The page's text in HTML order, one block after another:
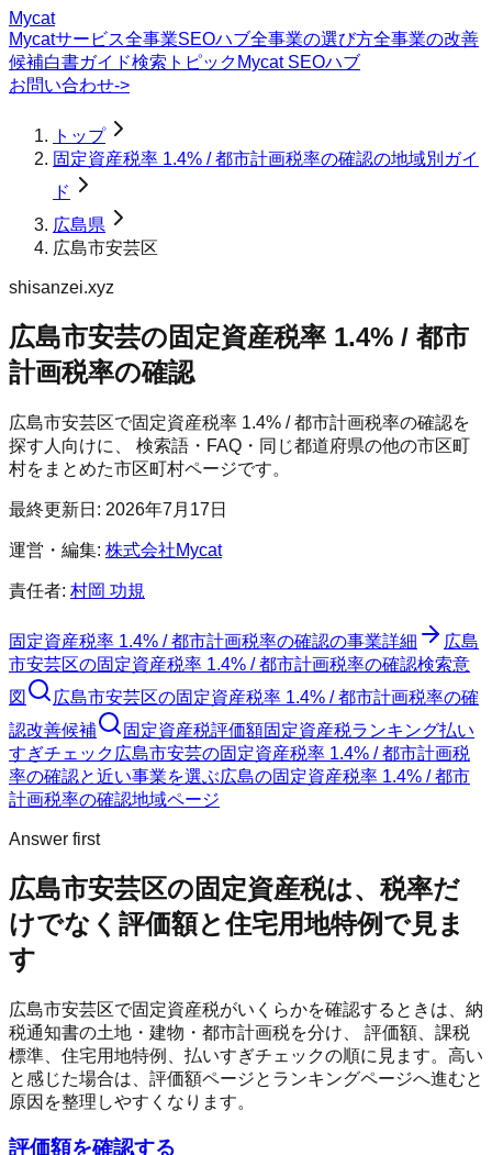
Mycat
Mycatサービス全事業SEOハブ全事業の選び方全事業の改善
候補白書ガイド検索トピック Mycat SEOハブ
お問い合わせ->
トップ
固定資産税率 1.4% / 都市計画税率の確認の地域別ガイ
ド
広島県
広島市安芸区
shisanzei.xyz
広島市安芸の固定資産税率 1.4% / 都市
計画税率の確認
広島市安芸区で固定資産税率 1.4% / 都市計画税率の確認を
探す人向けに、 検索語・FAQ・同じ都道府県の他の市区町
村をまとめた市区町村ページです。
最終更新日: 2026年7月17日
運営・編集: 株式会社Mycat
責任者: 村岡 功規
固定資産税率 1.4% / 都市計画税率の確認の事業詳細
広島
市安芸区の固定資産税率 1.4% / 都市計画税率の確認検索意
図
広島市安芸区の固定資産税率 1.4% / 都市計画税率の確
認改善候補 固定資産税評価額固定資産税ランキング払い
すぎチェック 広島市安芸の固定資産税率 1.4% / 都市計画税
率の確認と近い事業を選ぶ広島の固定資産税率 1.4% / 都市
計画税率の確認地域ページ
Answer first
広島市安芸区の固定資産税は、税率だ
けでなく評価額と住宅用地特例で見ま
す
広島市安芸区で固定資産税がいくらかを確認するときは、納
税通知書の土地・建物・都市計画税を分け、 評価額、課税
標準、住宅用地特例、払いすぎチェックの順に見ます。高い
と感じた場合は、評価額ページとランキングページへ進むと
原因を整理しやすくなります。
評価額を確認する